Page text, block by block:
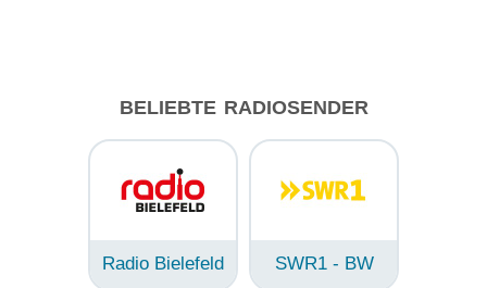
BELIEBTE RADIOSENDER
Radio Bielefeld SWR1 - BW